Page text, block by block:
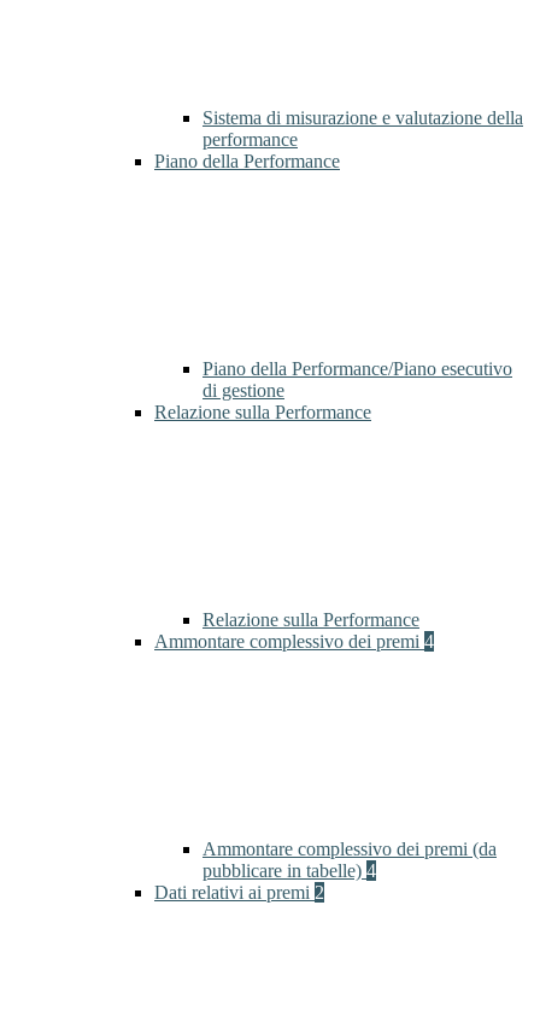
Sistema di misurazione e valutazione della
performance
Piano della Performance
Piano della Performance/Piano esecutivo
di gestione
Relazione sulla Performance
Relazione sulla Performance
Ammontare complessivo dei premi 4
Ammontare complessivo dei premi (da
pubblicare in tabelle) 4
Dati relativi ai premi 2